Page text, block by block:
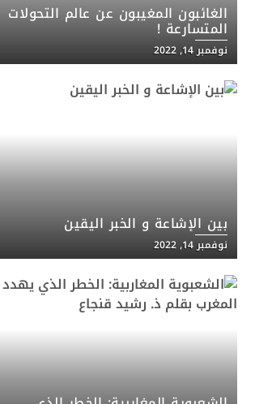
الغائبون المغيبون عن عالم التحولات
المتسارعة !
نوفمبر 14, 2022
بين الإشاعة و الخبر اليقين
نوفمبر 14, 2022